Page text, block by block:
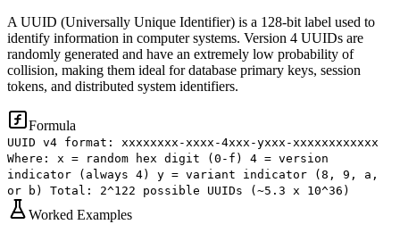
A UUID (Universally Unique Identifier) is a 128-bit label used to
identify information in computer systems. Version 4 UUIDs are
randomly generated and have an extremely low probability of
collision, making them ideal for database primary keys, session
tokens, and distributed system identifiers.
Formula
UUID v4 format: xxxxxxxx-xxxx-4xxx-yxxx-xxxxxxxxxxxx
Where: x = random hex digit (0-f) 4 = version
indicator (always 4) y = variant indicator (8, 9, a,
or b) Total: 2^122 possible UUIDs (~5.3 x 10^36)
Worked Examples